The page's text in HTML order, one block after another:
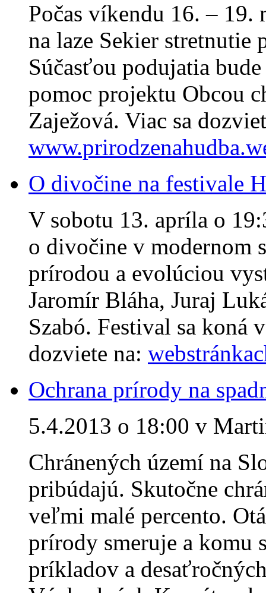
Počas víkendu 16. – 19.
na laze Sekier
Súčasťou podujatia
pomoc projektu Obcou
Zaježová. Viac sa
O divočine na festivale
V sobotu 13. apríla o
o divočine v modernom
prírodou a evolúciou
Jaromír Bláha, Juraj
Szabó. Festival sa koná
dozviete na:
Ochrana prírody na
5.4.2013 o 18:00 v
Chránených území na
pribúdajú. Skutočne
veľmi malé percento.
prírody smeruje a komu
príkladov a